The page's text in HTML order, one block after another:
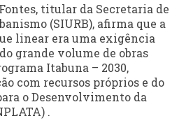
titular da Secretaria de
(SIURB), afirma que a
linear era uma exigência
grande volume de obras
Itabuna – 2030,
com recursos próprios e do
o Desenvolvimento da
.